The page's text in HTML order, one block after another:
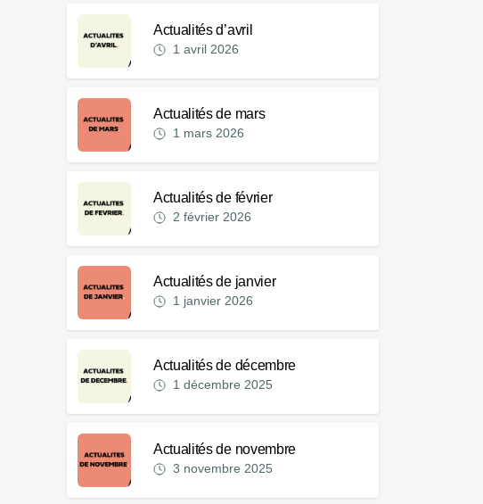
Actualités d’avril
1 avril 2026
Actualités de mars
1 mars 2026
Actualités de février
2 février 2026
Actualités de janvier
1 janvier 2026
Actualités de décembre
1 décembre 2025
Actualités de novembre
3 novembre 2025